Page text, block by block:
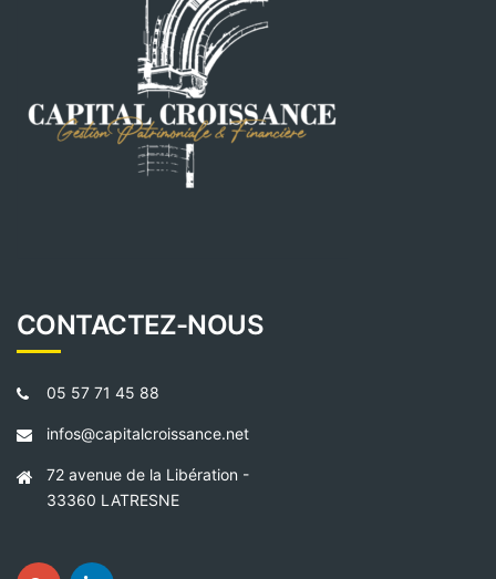
CONTACTEZ-NOUS
05 57 71 45 88
infos@capitalcroissance.net
72 avenue de la Libération -
33360 LATRESNE